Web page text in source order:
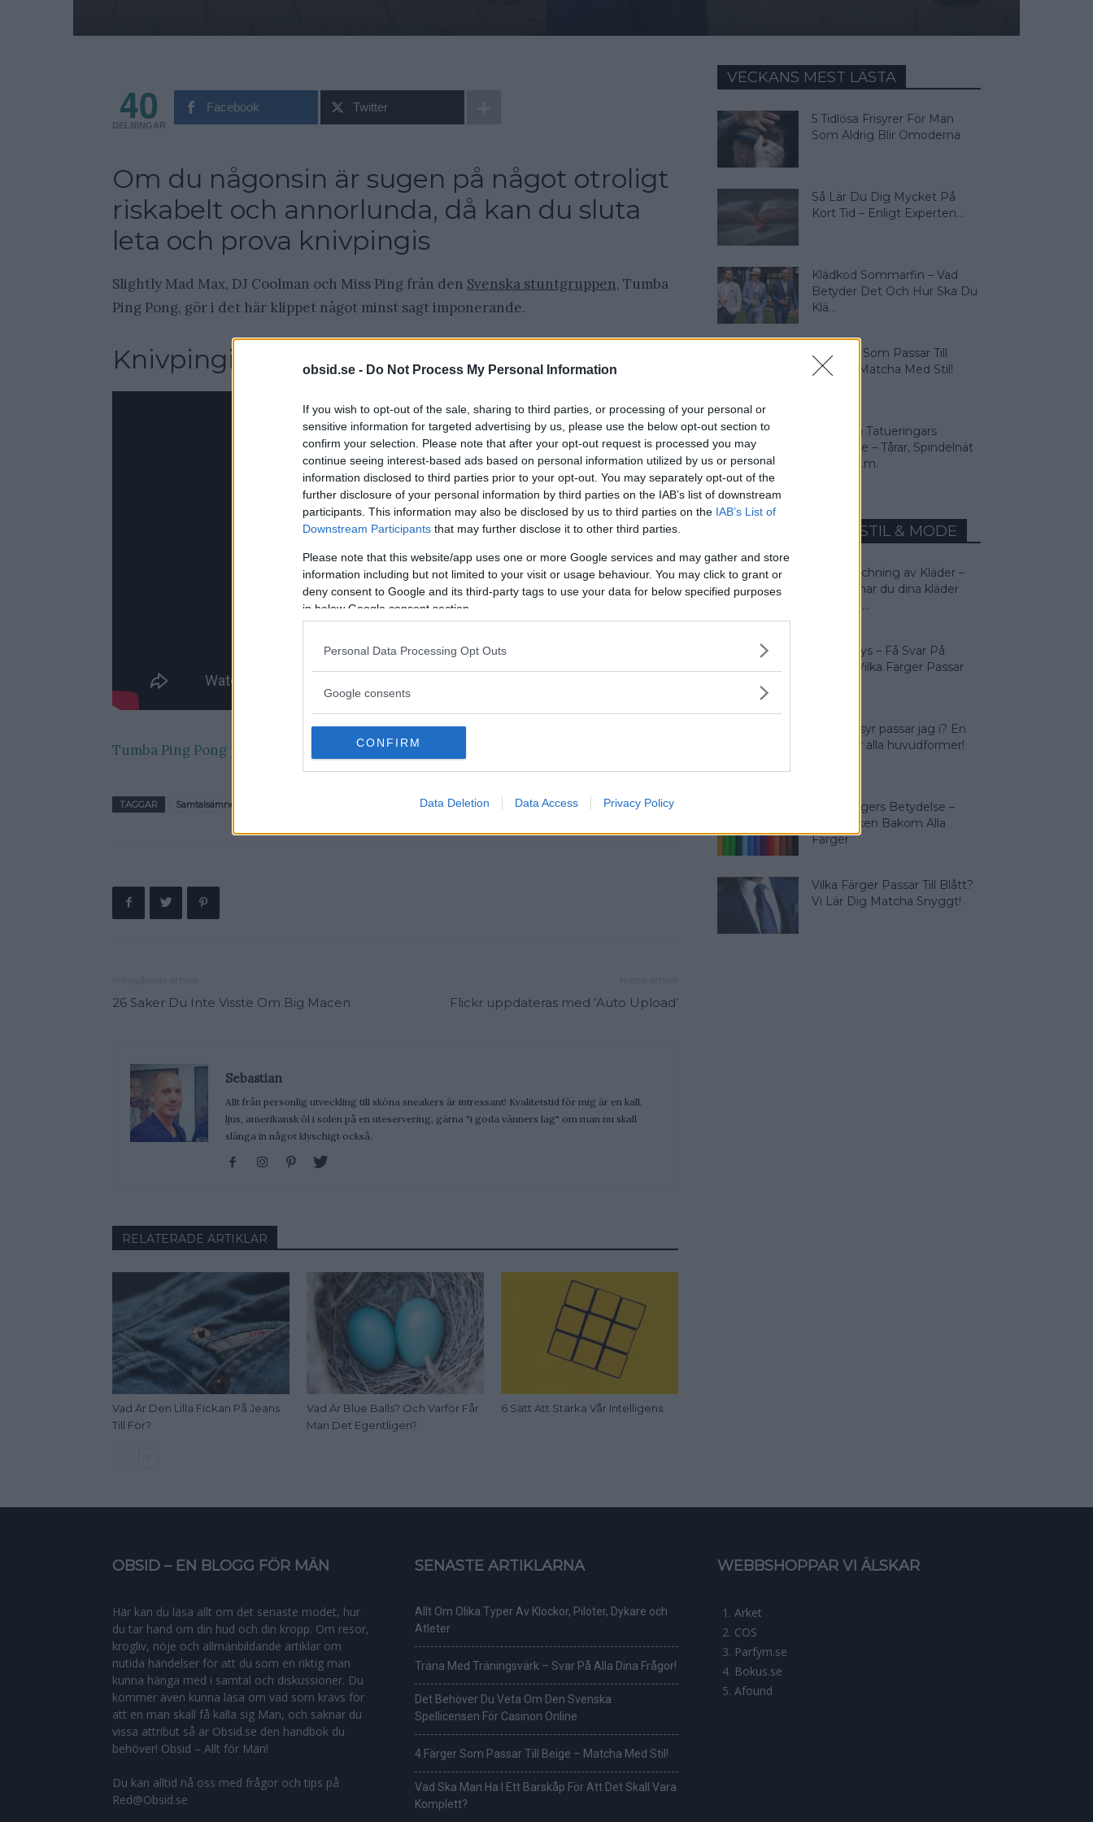
obsid.se - Do Not Process My Personal Information
If you wish to opt-out of the sale, sharing to third parties, or processing of your personal or
sensitive information for targeted advertising by us, please use the below opt-out section to
confirm your selection. Please note that after your opt-out request is processed you may
continue seeing interest-based ads based on personal information utilized by us or personal
information disclosed to third parties prior to your opt-out. You may separately opt-out of the
further disclosure of your personal information by third parties on the IAB’s list of downstream
participants. This information may also be disclosed by us to third parties on the IAB’s List of
Downstream Participants that may further disclose it to other third parties.
Please note that this website/app uses one or more Google services and may gather and store
information including but not limited to your visit or usage behaviour. You may click to grant or
deny consent to Google and its third-party tags to use your data for below specified purposes
in below Google consent section.
Personal Data Processing Opt Outs
Google consents
CONFIRM
Data Deletion Data Access Privacy Policy
40
DELNINGAR
Facebook Twitter
Om du någonsin är sugen på något otroligt
riskabelt och annorlunda, då kan du sluta
leta och prova knivpingis
Slightly Mad Max, DJ Coolman och Miss Ping från den Svenska stuntgruppen, Tumba
Ping Pong, gör i det här klippet något minst sagt imponerande.
Knivpingis!
Tumba Ping Pong på Youtube
TAGGAR Samtalsämnen
26 Saker Du Inte Visste Om Big Macen Flickr uppdateras med ’Auto Upload’
Sebastian
Allt från personlig utveckling till sköna sneakers är intressant! Kvalitetstid för mig är en kall,
ljus, amerikansk öl i solen på en uteservering, gärna "i goda vänners lag" om man nu skall
slänga in något klyschigt också.
RELATERADE ARTIKLAR
Vad Är Den Lilla Fickan På Jeans
Till För?
Vad Är Blue Balls? Och Varför Får
Man Det Egentligen?
6 Sätt Att Stärka Vår Intelligens
VECKANS MEST LÄSTA
5 Tidlösa Frisyrer För Män
Som Aldrig Blir Omoderna
Så Lär Du Dig Mycket På
Kort Tid – Enligt Experten...
Klädkod Sommarfin – Vad
Betyder Det Och Hur Ska Du
Klä...
4 Färger Som Passar Till
Beige – Matcha Med Stil!
9 Vanliga Tatueringars
Betydelse – Tårar, Spindelnät
Svalor m.m.
MEST LÄST INOM STIL & MODE
Färgmatchning av Kläder –
Så matchar du dina kläder
rätt! Man...
Färganalys – Få Svar På
Frågan: Vilka Färger Passar
Vilken frisyr passar jag i? En
guide för alla huvudformer!
Olika Färgers Betydelse –
Symboliken Bakom Alla
Färger
Vilka Färger Passar Till Blått?
Vi Lär Dig Matcha Snyggt!
OBSID – EN BLOGG FÖR MÄN
Här kan du läsa allt om det senaste modet, hur
du tar hand om din hud och din kropp. Om resor,
krogliv, nöje och allmänbildande artiklar om
nutida händelser för att du som en riktig man
kunna hänga med i samtal och diskussioner. Du
kommer även kunna läsa om vad som krävs för
att en man skall få kalla sig Man, och saknar du
vissa attribut så är Obsid.se den handbok du
behöver! Obsid – Allt för Män!
Du kan alltid nå oss med frågor och tips på
Red@Obsid.se
SENASTE ARTIKLARNA
Allt Om Olika Typer Av Klockor, Piloter, Dykare och
Atleter
Träna Med Träningsvärk – Svar På Alla Dina Frågor!
Det Behöver Du Veta Om Den Svenska
Spellicensen För Casinon Online
4 Färger Som Passar Till Beige – Matcha Med Stil!
Vad Ska Man Ha I Ett Barskåp För Att Det Skall Vara
Komplett?
WEBBSHOPPAR VI ÄLSKAR
Arket
COS
Parfym.se
Bokus.se
Afound